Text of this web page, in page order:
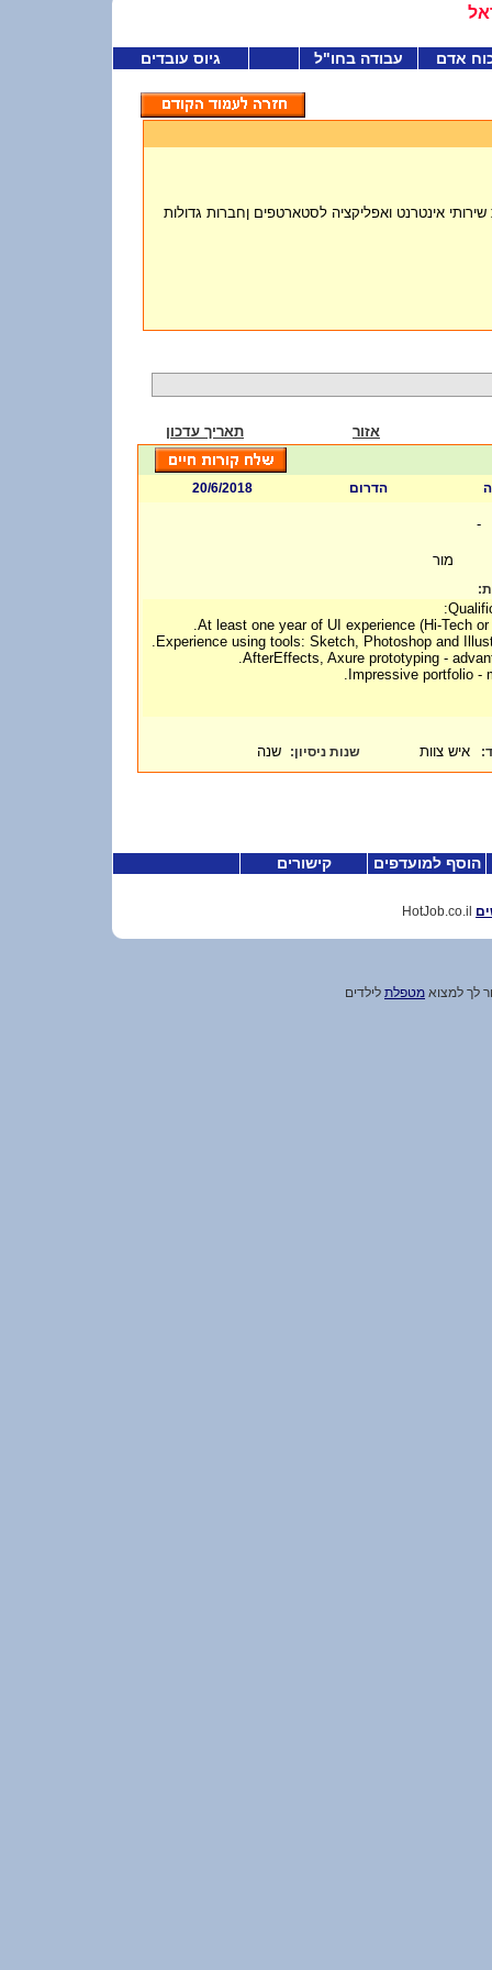
אדם עבודה בחו"ל גיוס עובדים
אינטרנט ואפליקציה לסטארטפים ןחברות גדולות
אזור תאריך עדכון
הדרום 20/6/2018
-
מור
איש צוות שנות ניסיון: שנה
הוסף למועדפים קישורים
לך למצוא מטפלת לילדים